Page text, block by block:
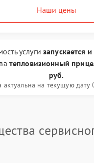
Наши цены
услуги запускается
тепловизионный
руб.
актуальна на текущую дату